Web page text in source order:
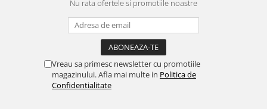
Nu rata ofertele si promotiile noastre
Vreau sa primesc newsletter cu promotiile
magazinului. Afla mai multe in Politica de
Confidentialitate